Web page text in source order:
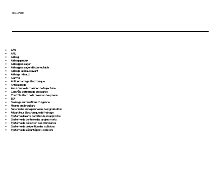
ABS
AFIL
Airbag
Airbag genoux
Airbag passager
Airbag passager déconnectable
Airbags latéraux avant
Airbags rideaux
Alarme
Antidémarrage électronique
Antipatinage
Assistance de maintien de trajectoire
Contrôle de freinage en courbe
Contrôle élect. de la pression des pneus
ESP
Freinage automatique d'urgence
Phares antibrouillard
Reconnaissance panneaux de signalisation
Répartiteur électronique de freinage
Système d'alerte de véhicule en approche
Système de contrôle des angles morts
Système de détection de somnolence
Système de prévention des collisions
Système de sécurité post-collisions
SECURITÉ